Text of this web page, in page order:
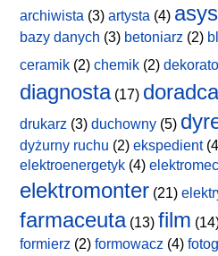
archiwista (3) artysta (4)
bazy danych (3) betoniarz (2)
ceramik (2) chemik (2)
diagnosta(17) doradca
drukarz (3) duchowny (5)
dyżurny ruchu (2) ekspedient
elektroenergetyk (4)
elektromonter (21)
farmaceuta(13) film
formierz (2) formowacz (4)